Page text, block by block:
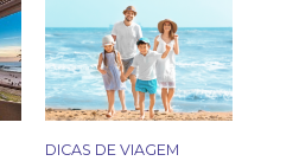
DICAS DE VIAGEM